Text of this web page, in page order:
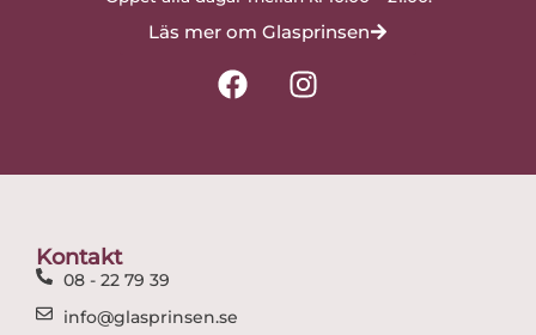
Läs mer om Glasprinsen
F
a
I
n
Kontakt
08 - 22 79 39
info@glasprinsen.se